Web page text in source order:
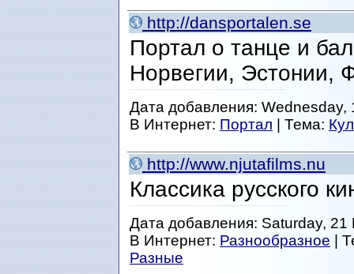
http://dansportalen.se
Портал о танце и
Норвегии, Эстонии,
Дата добавления:
В Интернет: Портал | Тема:
http://www.njutafilms.nu
Классика русского
Дата добавления: Saturday,
В Интернет: Разнообразное |
Разные